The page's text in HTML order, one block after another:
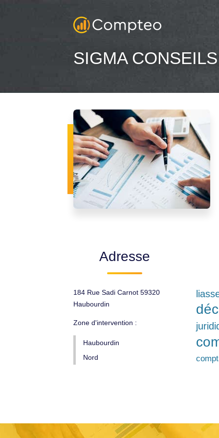
SIGMA
Adresse
184 Rue Sadi Carnot 59320
Haubourdin
Zone d'intervention :
Haubourdin
Nord